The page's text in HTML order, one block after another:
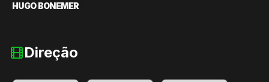
HUGO BONEMER
Direção